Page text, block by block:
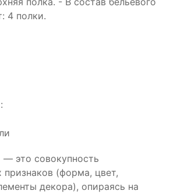
4 полки.
это совокупность
признаков (форма, цвет,
декора), опираясь на